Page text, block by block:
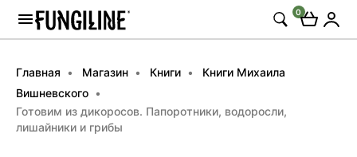
0
Главная Магазин Книги
Книги Михаила
Вишневского
Готовим из дикоросов. Папоротники, водоросли,
лишайники и грибы